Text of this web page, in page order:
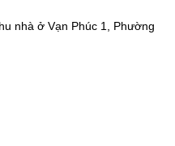
nhà ở Vạn Phúc 1, Phường